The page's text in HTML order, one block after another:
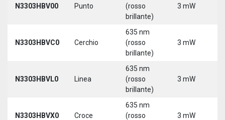
N3303HBV00 Punto
(rosso
brillante)
3 mW
N3303HBVC0 Cerchio
635 nm
(rosso
brillante)
3 mW
N3303HBVL0 Linea
635 nm
(rosso
brillante)
3 mW
N3303HBVX0 Croce
635 nm
(rosso
3 mW